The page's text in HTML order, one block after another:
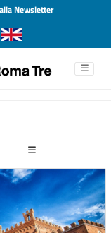
Newsletter